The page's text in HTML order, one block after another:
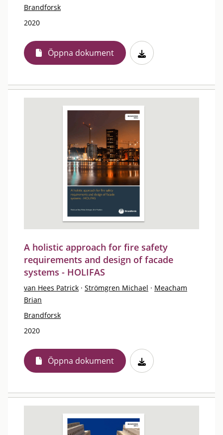
Brandforsk
2020
Öppna dokument
A holistic approach for fire safety
requirements and design of facade
systems - HOLIFAS
van Hees Patrick · Strömgren Michael · Meacham
Brian
Brandforsk
2020
Öppna dokument